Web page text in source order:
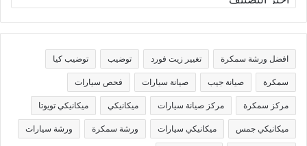
ص
ن
ف
ا
افضل ورشة سمكرة تغيير زيت فورد توضيب توضيب كيا
سمكرة صيانة جيب صيانة سيارات فحص سيارات
مركز سمكرة مركز صيانة سيارات ميكانيكي ميكانيكي تويوتا
ميكانيكي جمس ميكانيكي سيارات ورشة سمكرة ورشة سيارات